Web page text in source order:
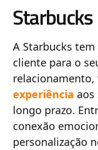
Starbucks
A Starbucks
cliente para o
experiência aos
longo prazo.
conexão
personalização